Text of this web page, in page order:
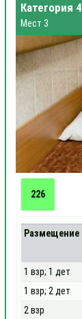
Категория 4
Мест 3
226
Размещение
1 взр; 1 дет
1 взр; 2 дет
2 взр